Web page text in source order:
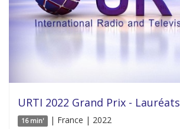
URTI 2022 Grand Prix - Lauréats
16 min' | France | 2022